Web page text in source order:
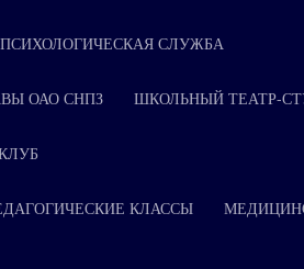
СЛУЖБА
ОАО СНПЗ ШКОЛЬНЫЙ ТЕАТР-
КЛАССЫ